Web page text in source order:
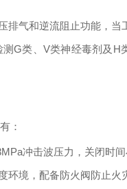
排气和逆流阻止功能，当
测G类、 V类神经毒剂及 H
：
冲击波压力，关闭时
环境，配备防火阀防止火